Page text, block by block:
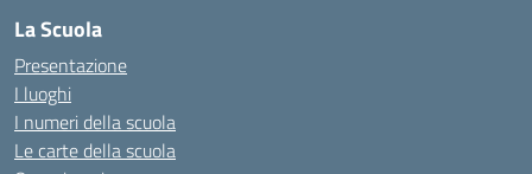
La Scuola
Presentazione
I luoghi
I numeri della scuola
Le carte della scuola